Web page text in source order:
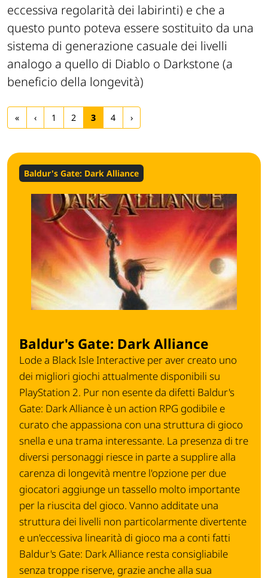
eccessiva regolarità dei labirinti) e che a
questo punto poteva essere sostituito da una
sistema di generazione casuale dei livelli
analogo a quello di Diablo o Darkstone (a
beneficio della longevità)
« ‹ 1 2 3 4 ›
Baldur's Gate: Dark Alliance
Baldur's Gate: Dark Alliance
Lode a Black Isle Interactive per aver creato uno
dei migliori giochi attualmente disponibili su
PlayStation 2. Pur non esente da difetti Baldur's
Gate: Dark Alliance è un action RPG godibile e
curato che appassiona con una struttura di gioco
snella e una trama interessante. La presenza di tre
diversi personaggi riesce in parte a supplire alla
carenza di longevità mentre l'opzione per due
giocatori aggiunge un tassello molto importante
per la riuscita del gioco. Vanno additate una
struttura dei livelli non particolarmente divertente
e un'eccessiva linearità di gioco ma a conti fatti
Baldur's Gate: Dark Alliance resta consigliabile
senza troppe riserve, grazie anche alla sua